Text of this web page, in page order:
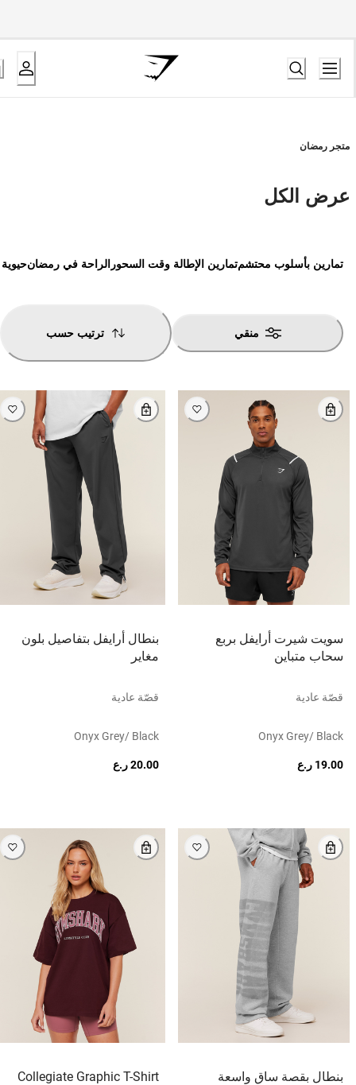
متجر رمضان
عرض الكل
تمارين بأسلوب محتشمتمارين الإطالة وقت السحور الراحة في رمضان
منقي ترتيب حسب
سويت شيرت أرايفل بربع
سحاب متباين
قصّة عادية
Onyx Grey/ Black
19.00 ر.ع
بنطال أرايفل بتفاصيل بلون
مغاير
قصّة عادية
Onyx Grey/ Black
20.00 ر.ع
بنطال بقصة ساق واسعة
Collegiate Graphic T-Shirt